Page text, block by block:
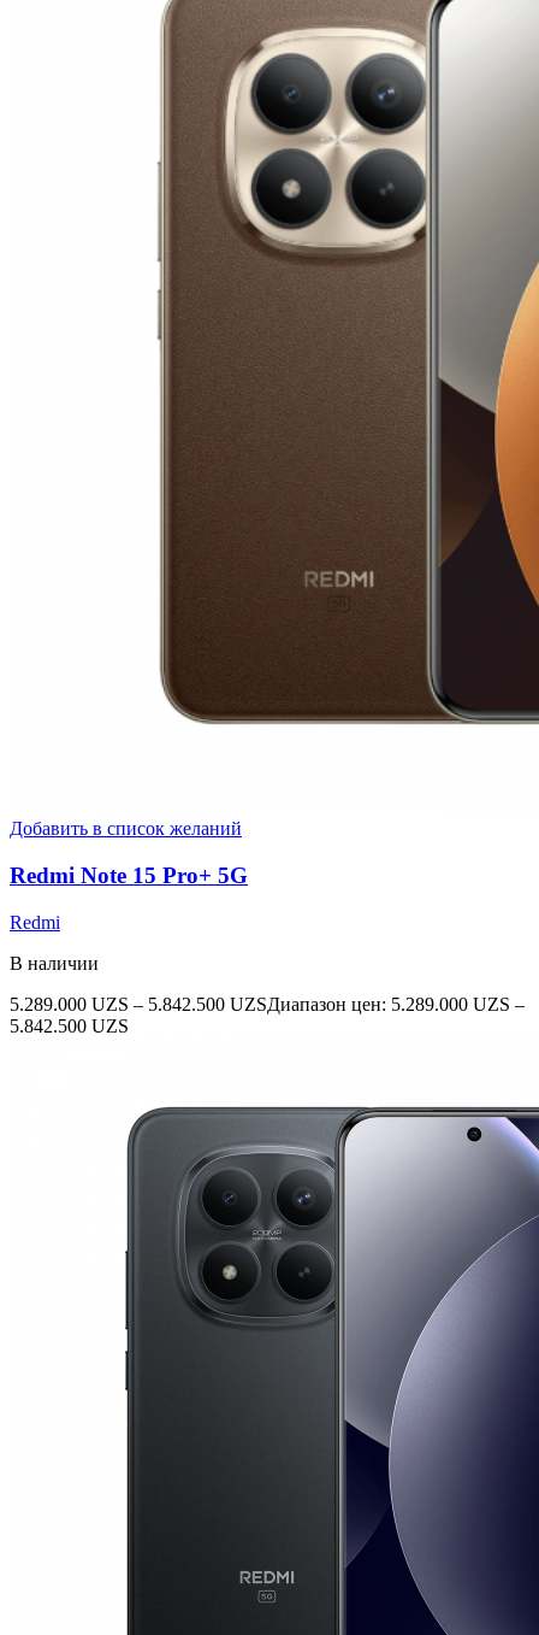
Добавить в список желаний
Redmi Note 15 Pro+ 5G
Redmi
В наличии
5.289.000 UZS – 5.842.500 UZSДиапазон цен: 5.289.000 UZS –
5.842.500 UZS